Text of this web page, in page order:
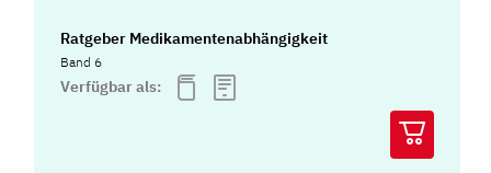
Ratgeber Medikamentenabhängigkeit
Band 6
Verfügbar als: